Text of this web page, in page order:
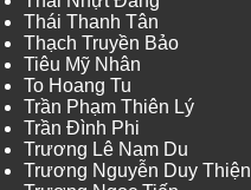
Thái Thanh Tân
Thạch Truyền Bảo
Tiêu Mỹ Nhân
To Hoang Tu
Trần Phạm Thiên Lý
Trần Đình Phi
Trương Lê Nam Du
Trương Nguyễn Duy Thiện